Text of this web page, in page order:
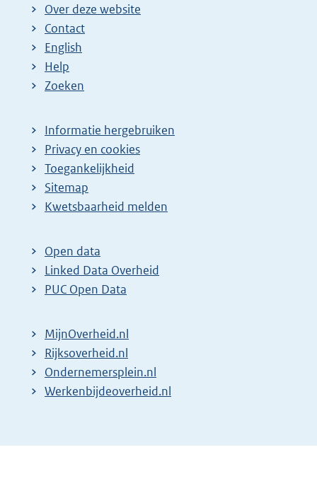
Over deze website
Contact
English
Help
Zoeken
Informatie hergebruiken
Privacy en cookies
Toegankelijkheid
Sitemap
Kwetsbaarheid melden
Open data
Linked Data Overheid
PUC Open Data
MijnOverheid.nl
Rijksoverheid.nl
Ondernemersplein.nl
Werkenbijdeoverheid.nl